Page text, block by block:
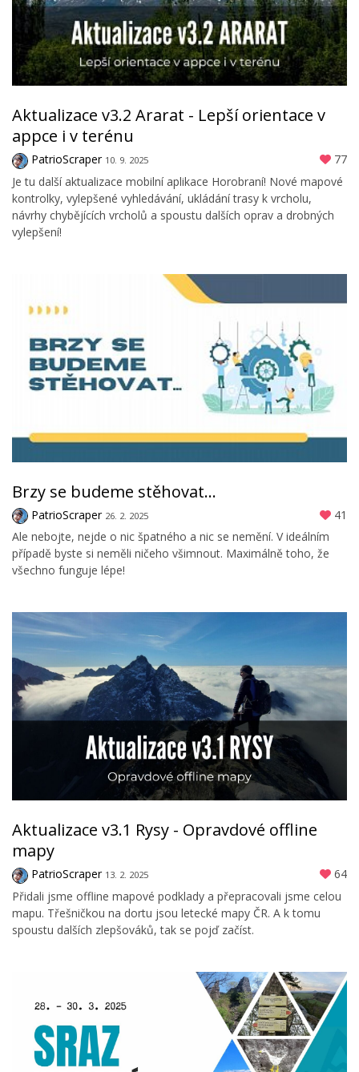
Aktualizace v3.2 Ararat - Lepší orientace v
appce i v terénu
PatrioScraper 10. 9. 2025
77
Je tu další aktualizace mobilní aplikace Horobraní! Nové mapové
kontrolky, vylepšené vyhledávání, ukládání trasy k vrcholu,
návrhy chybějících vrcholů a spoustu dalších oprav a drobných
vylepšení!
Brzy se budeme stěhovat...
PatrioScraper 26. 2. 2025
41
Ale nebojte, nejde o nic špatného a nic se nemění. V ideálním
případě byste si neměli ničeho všimnout. Maximálně toho, že
všechno funguje lépe!
Aktualizace v3.1 Rysy - Opravdové offline
mapy
PatrioScraper 13. 2. 2025
64
Přidali jsme offline mapové podklady a přepracovali jsme celou
mapu. Třešničkou na dortu jsou letecké mapy ČR. A k tomu
spoustu dalších zlepšováků, tak se pojď začíst.